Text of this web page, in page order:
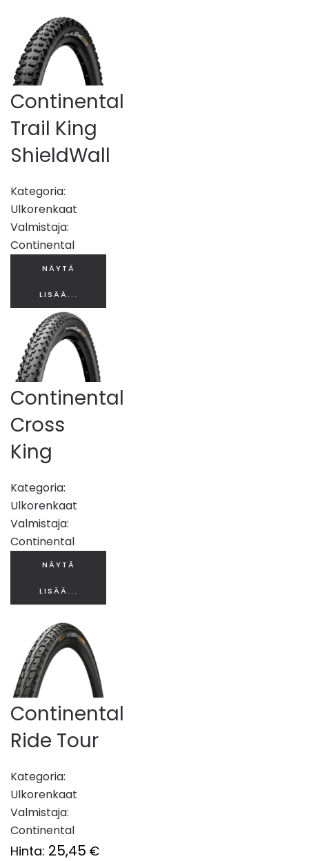
Continental
Trail King
ShieldWall
Kategoria:
Ulkorenkaat
Valmistaja:
Continental
NÄYTÄ
LISÄÄ...
Continental
Cross
King
Kategoria:
Ulkorenkaat
Valmistaja:
Continental
NÄYTÄ
LISÄÄ...
Continental
Ride Tour
Kategoria:
Ulkorenkaat
Valmistaja:
Continental
Hinta: 25,45 €